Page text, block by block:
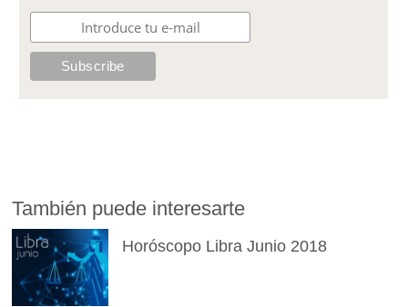
También puede interesarte
Horóscopo Libra Junio 2018